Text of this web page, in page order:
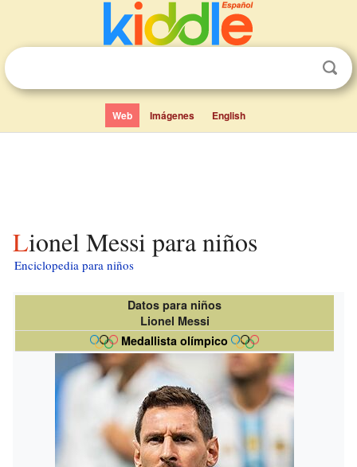
Web Imágenes English
Lionel Messi para niños
Enciclopedia para niños
Datos para niños
Lionel Messi
Medallista olímpico